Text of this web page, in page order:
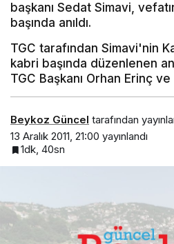
başkanı Sedat Simavi,
başında anıldı.
TGC tarafından Simavi'nin
kabri başında düzenlenen
TGC Başkanı Orhan Erinç
Beykoz Güncel tarafından
13 Aralık 2011, 21:00 yayınlandı
1dk, 40sn